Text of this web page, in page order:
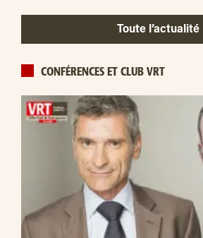
Toute l’actualité
CONFÉRENCES ET CLUB VRT